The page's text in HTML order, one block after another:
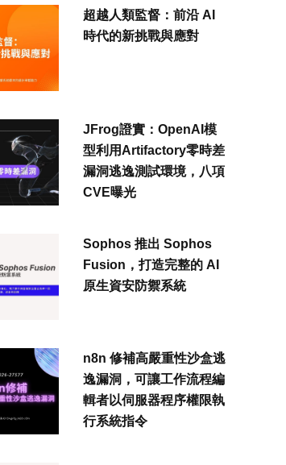
超越人類監督：前沿 AI
時代的新挑戰與應對
JFrog證實：OpenAI模
型利用Artifactory零時差
漏洞逃逸測試環境，八項
CVE曝光
Sophos 推出 Sophos
Fusion，打造完整的 AI
原生資安防禦系統
n8n 修補高嚴重性沙盒逃
逸漏洞，可讓工作流程編
輯者以伺服器程序權限執
行系統指令